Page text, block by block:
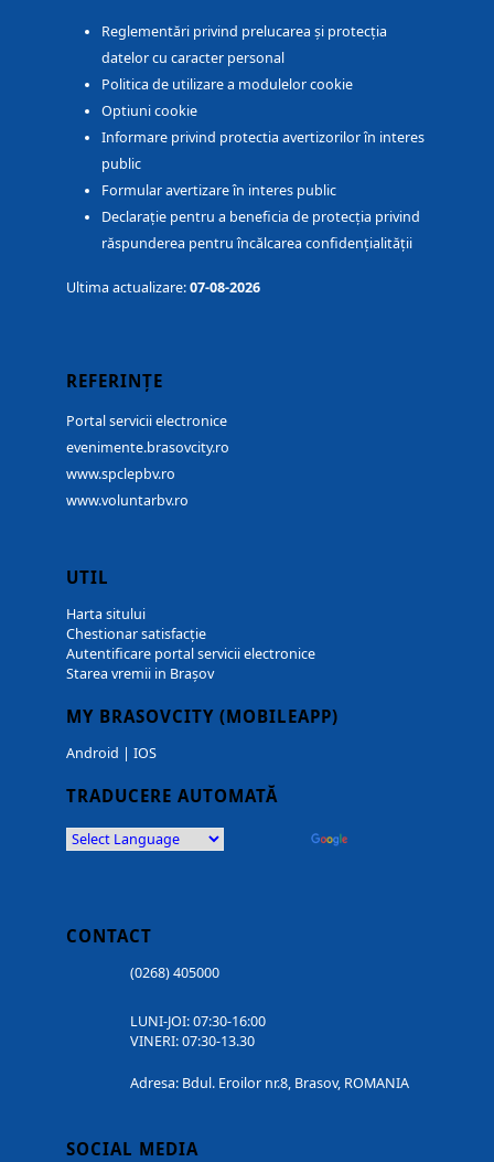
Reglementări privind prelucarea și protecția
datelor cu caracter personal
Politica de utilizare a modulelor cookie
Optiuni cookie
Informare privind protectia avertizorilor în interes
public
Formular avertizare în interes public
Declarație pentru a beneficia de protecția privind
răspunderea pentru încălcarea confidențialității
Ultima actualizare:07-08-2026
REFERINȚE
Portal servicii electronice
evenimente.brasovcity.ro
www.spclepbv.ro
www.voluntarbv.ro
UTIL
Harta sitului
Chestionar satisfacție
Autentificare portal servicii electronice
Starea vremii in Brașov
MY BRASOVCITY (MOBILEAPP)
Android | IOS
TRADUCERE AUTOMATĂ
CONTACT
(0268) 405000
LUNI-JOI: 07:30-16:00
VINERI: 07:30-13.30
Adresa: Bdul. Eroilor nr.8, Brasov, ROMANIA
SOCIAL MEDIA